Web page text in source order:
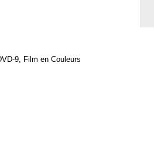
9, Film en Couleurs